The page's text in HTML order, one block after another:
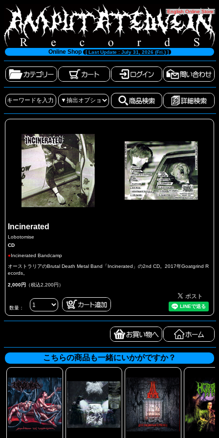
[English Online Store]
Online Shop [ Last Update : July 31, 2026 (Fri.) ]
Incinerated
Lobotomise
CD
●Incinerated Bandcamp
オーストラリアのBrutal Death Metal Band「Incinerated」の2nd CD。2017年Goatgrind R
ecords。
2,000円 （税込2,200円）
数量：
こちらの商品も一緒にいかがですか？